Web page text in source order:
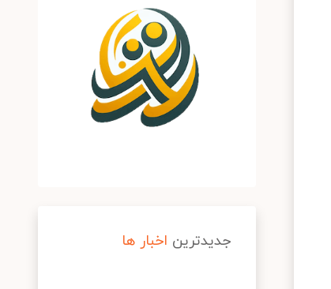
جدیدترین اخبار ها